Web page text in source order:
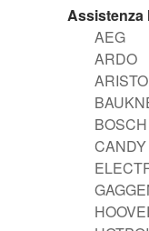
Assistenza
AEG
ARDO
BOSCH
CANDY